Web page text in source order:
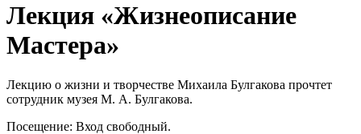
Лекция «Жизнеописание
Мастера»
Лекцию о жизни и творчестве Михаила Булгакова прочтет
сотрудник музея М. А. Булгакова.
Посещение: Вход свободный.